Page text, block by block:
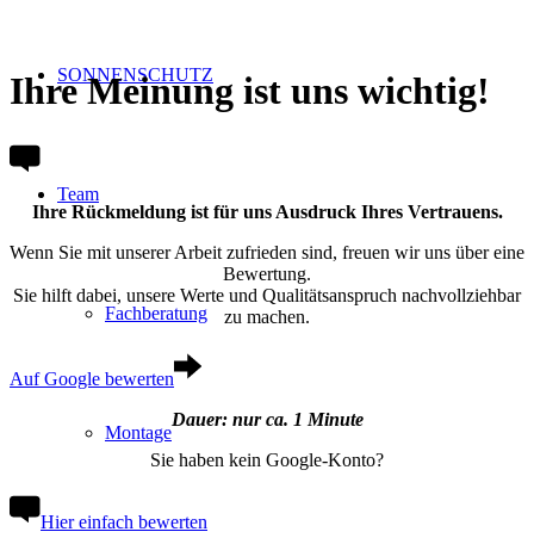
SONNENSCHUTZ
Team
Fachberatung
Montage
Ihre Meinung ist uns wichtig!
Ihre Rückmeldung ist für uns Ausdruck Ihres Vertrauens.
Wenn Sie mit unserer Arbeit zufrieden sind, freuen wir uns über eine
Bewertung.
Sie hilft dabei, unsere Werte und Qualitätsanspruch nachvollziehbar
zu machen.
Auf Google bewerten
Dauer: nur ca. 1 Minute
Sie haben kein Google-Konto?
Hier einfach bewerten